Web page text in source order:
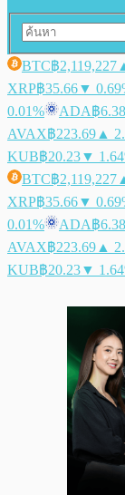
BTC฿2,119,227
XRP฿35.66▼
0.01%
ADA฿6.38
AVAX฿223.69 ▲
KUB฿20.23▼
BTC฿2,119,227
XRP฿35.66▼
0.01%
ADA฿6.38
AVAX฿223.69 ▲
KUB฿20.23▼